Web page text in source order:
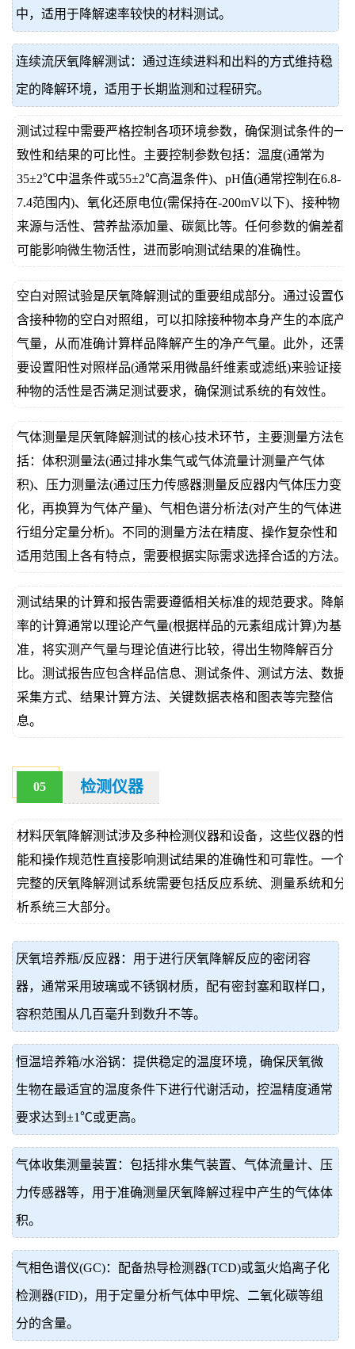
中，适用于降解速率较快的材料测试。
连续流厌氧降解测试：通过连续进料和出料的方式维持稳
定的降解环境，适用于长期监测和过程研究。
测试过程中需要严格控制各项环境参数，确保测试条件的一
致性和结果的可比性。主要控制参数包括：温度(通常为
35±2℃中温条件或55±2℃高温条件)、pH值(通常控制在6.8-
7.4范围内)、氧化还原电位(需保持在-200mV以下)、接种物
来源与活性、营养盐添加量、碳氮比等。任何参数的偏差都
可能影响微生物活性，进而影响测试结果的准确性。
空白对照试验是厌氧降解测试的重要组成部分。通过设置仅
含接种物的空白对照组，可以扣除接种物本身产生的本底产
气量，从而准确计算样品降解产生的净产气量。此外，还需
要设置阳性对照样品(通常采用微晶纤维素或滤纸)来验证接
种物的活性是否满足测试要求，确保测试系统的有效性。
气体测量是厌氧降解测试的核心技术环节，主要测量方法包
括：体积测量法(通过排水集气或气体流量计测量产气体
积)、压力测量法(通过压力传感器测量反应器内气体压力变
化，再换算为气体产量)、气相色谱分析法(对产生的气体进
行组分定量分析)。不同的测量方法在精度、操作复杂性和
适用范围上各有特点，需要根据实际需求选择合适的方法。
测试结果的计算和报告需要遵循相关标准的规范要求。降解
率的计算通常以理论产气量(根据样品的元素组成计算)为基
准，将实测产气量与理论值进行比较，得出生物降解百分
比。测试报告应包含样品信息、测试条件、测试方法、数据
采集方式、结果计算方法、关键数据表格和图表等完整信
息。
05 检测仪器
材料厌氧降解测试涉及多种检测仪器和设备，这些仪器的性
能和操作规范性直接影响测试结果的准确性和可靠性。一个
完整的厌氧降解测试系统需要包括反应系统、测量系统和分
析系统三大部分。
厌氧培养瓶/反应器：用于进行厌氧降解反应的密闭容
器，通常采用玻璃或不锈钢材质，配有密封塞和取样口，
容积范围从几百毫升到数升不等。
恒温培养箱/水浴锅：提供稳定的温度环境，确保厌氧微
生物在最适宜的温度条件下进行代谢活动，控温精度通常
要求达到±1℃或更高。
气体收集测量装置：包括排水集气装置、气体流量计、压
力传感器等，用于准确测量厌氧降解过程中产生的气体体
积。
气相色谱仪(GC)：配备热导检测器(TCD)或氢火焰离子化
检测器(FID)，用于定量分析气体中甲烷、二氧化碳等组
分的含量。